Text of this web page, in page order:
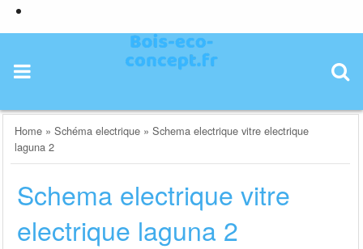
content
Home »Schéma electrique »Schema electrique vitre electrique
laguna 2
Schema electrique vitre
electrique laguna 2